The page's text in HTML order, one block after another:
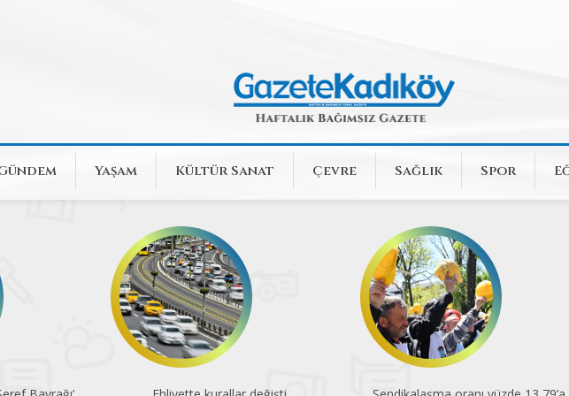
Yaşam Kültür Sanat Çevre Sağlık Spor